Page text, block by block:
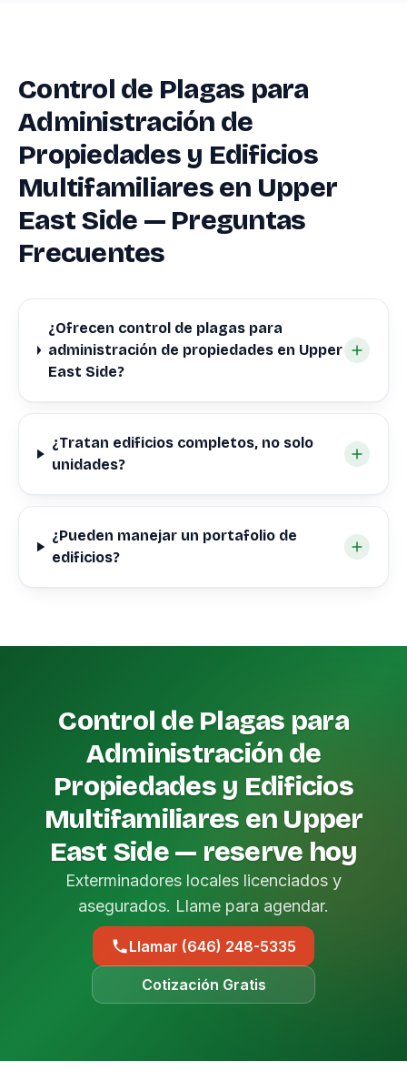
Control de Plagas para
Administración de
Propiedades y Edificios
Multifamiliares en Upper
East Side — Preguntas
Frecuentes
¿Ofrecen control de plagas para
administración de propiedades en Upper
East Side?
¿Tratan edificios completos, no solo
unidades?
¿Pueden manejar un portafolio de
edificios?
Control de Plagas para
Administración de
Propiedades y Edificios
Multifamiliares en Upper
East Side — reserve hoy
Exterminadores locales licenciados y
asegurados. Llame para agendar.
Llamar (646) 248-5335
Cotización Gratis